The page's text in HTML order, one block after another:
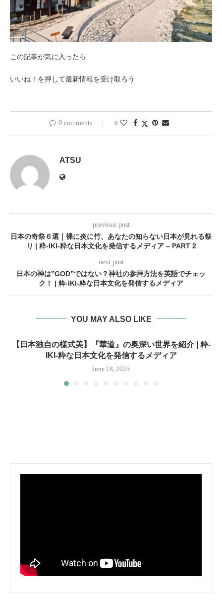
この記事が気に入ったら
いいね！を押して最新情報を受け取ろう
0 comments 0
ATSU
previous post
日本の奇祭６選｜裸に炎に竹、あなたの知らない日本が見れる祭
り | 粋-IKI-粋な日本文化を発信するメディア – PART 2
next post
日本の神は”GOD”ではない？神社の参拝方法を英語でチェッ
ク！ | 粋-IKI-粋な日本文化を発信するメディア
YOU MAY ALSO LIKE
【日本独自の様式美】『華道』の奥深い世界を紹介 | 粋-
IKI-粋な日本文化を発信するメディア
June 18, 2025